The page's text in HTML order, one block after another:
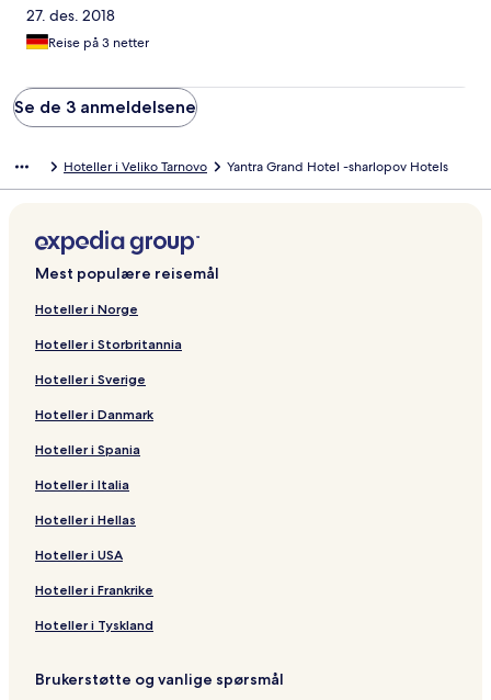
27. des. 2018
Reise på 3 netter
Se de 3 anmeldelsene
Hoteller i Veliko Tarnovo Yantra Grand Hotel -sharlopov Hotels
Mest populære reisemål
Hoteller i Norge
Hoteller i Storbritannia
Hoteller i Sverige
Hoteller i Danmark
Hoteller i Spania
Hoteller i Italia
Hoteller i Hellas
Hoteller i USA
Hoteller i Frankrike
Hoteller i Tyskland
Brukerstøtte og vanlige spørsmål